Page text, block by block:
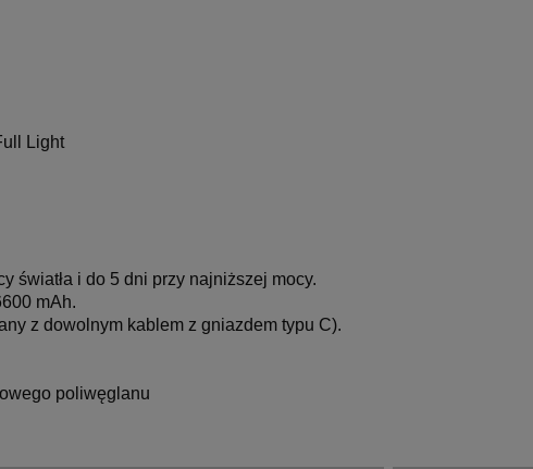
Light
światła i do 5 dni przy najniższej mocy.
mAh.
z dowolnym kablem z gniazdem typu C).
poliwęglanu